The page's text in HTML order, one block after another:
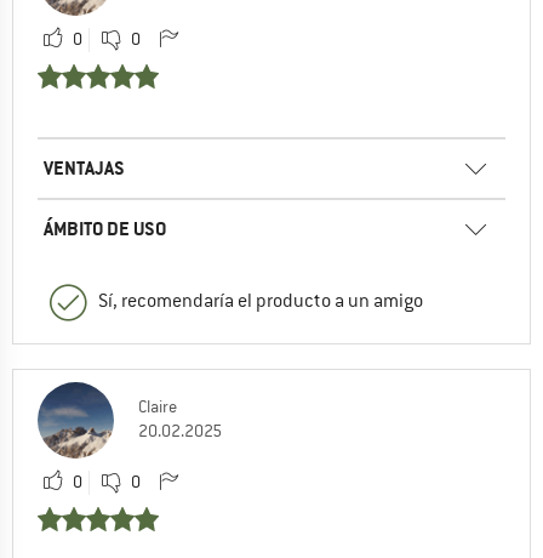
0 0
VENTAJAS
ÁMBITO DE USO
Sí, recomendaría el producto a un amigo
Claire
20.02.2025
0 0